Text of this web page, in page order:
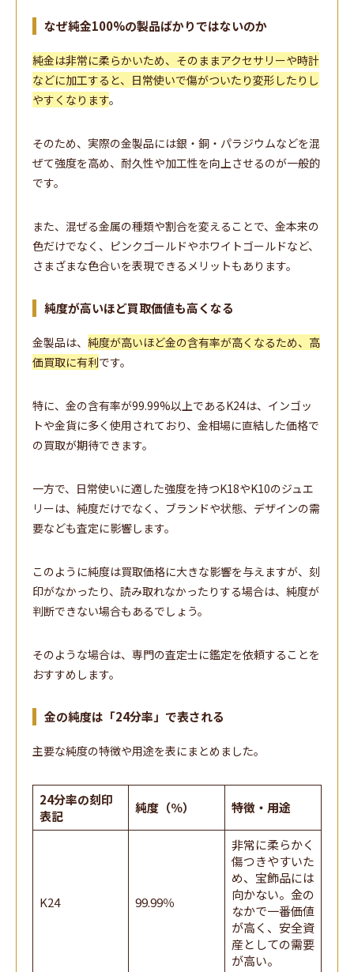
なぜ純金100%の製品ばかりではないのか
純金は非常に柔らかいため、そのままアクセサリーや時計
などに加工すると、日常使いで傷がついたり変形したりし
やすくなります。
そのため、実際の金製品には銀・銅・パラジウムなどを混
ぜて強度を高め、耐久性や加工性を向上させるのが一般的
です。
また、混ぜる金属の種類や割合を変えることで、金本来の
色だけでなく、ピンクゴールドやホワイトゴールドなど、
さまざまな色合いを表現できるメリットもあります。
純度が高いほど買取価値も高くなる
金製品は、 純度が高いほど金の含有率が高くなるため、高
価買取に有利です。
特に、金の含有率が99.99%以上であるK24は、インゴッ
トや金貨に多く使用されており、金相場に直結した価格で
の買取が期待できます。
一方で、日常使いに適した強度を持つK18やK10のジュエ
リーは、純度だけでなく、ブランドや状態、デザインの需
要なども査定に影響します。
このように純度は買取価格に大きな影響を与えますが、刻
印がなかったり、読み取れなかったりする場合は、純度が
判断できない場合もあるでしょう。
そのような場合は、専門の査定士に鑑定を依頼することを
おすすめします。
金の純度は「24分率」で表される
主要な純度の特徴や用途を表にまとめました。
24分率の刻印
表記
純度（％） 特徴・用途
K24 99.99％
非常に柔らかく
傷つきやすいた
め、宝飾品には
向かない。金の
なかで一番価値
が高く、安全資
産としての需要
が高い。